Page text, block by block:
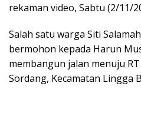
rekaman video, Sabtu (2/11/
Salah satu warga Siti
bermohon kepada Harun
membangun jalan menuju
Sordang, Kecamatan Lingga